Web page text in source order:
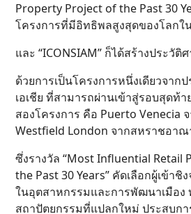
Property Project of the Past 30
โครงการที่มีอิทธิพลสูงสุดของโลกใ
และ “ICONSIAM” ก็ได้สร้างประวัติ
ด้วยการเป็นโครงการหนึ่งเดียวจาก
เอเชีย ที่สามารถผ่านเข้าสู่รอบสุดท้
สองโครงการ คือ Puerto Venecia
Westfield London จากสหราชอาณ
ซึ่งรางวัล “Most Influential Retail
the Past 30 Years” คัดเลือกผู้เข้าชิ
ในอุตสาหกรรมและการพัฒนาเมือง
สถาปัตยกรรมที่แปลกใหม่ ประสบก